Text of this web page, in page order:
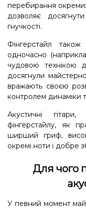
перебирання окремих
дозволяє
гнучкості.
Фінгерстайл
одночасно
чудовою технікою
досягнули
вражають своєю
контролем динаміки
Акустичні
фінгерстайлу, як
ширший гриф,
окремі ноти і добре
Для чого
У певний момент